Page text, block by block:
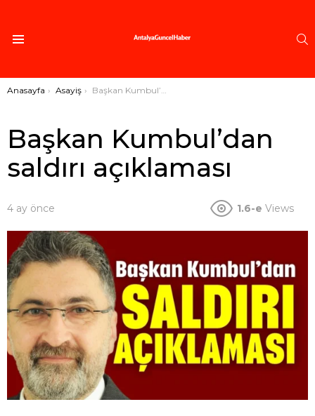
Buradasınız:
Anasayfa Asayiş Başkan Kumbul’dan saldırı açıklaması
Başkan Kumbul’dan
saldırı açıklaması
4 ay önce 1.6-e Views